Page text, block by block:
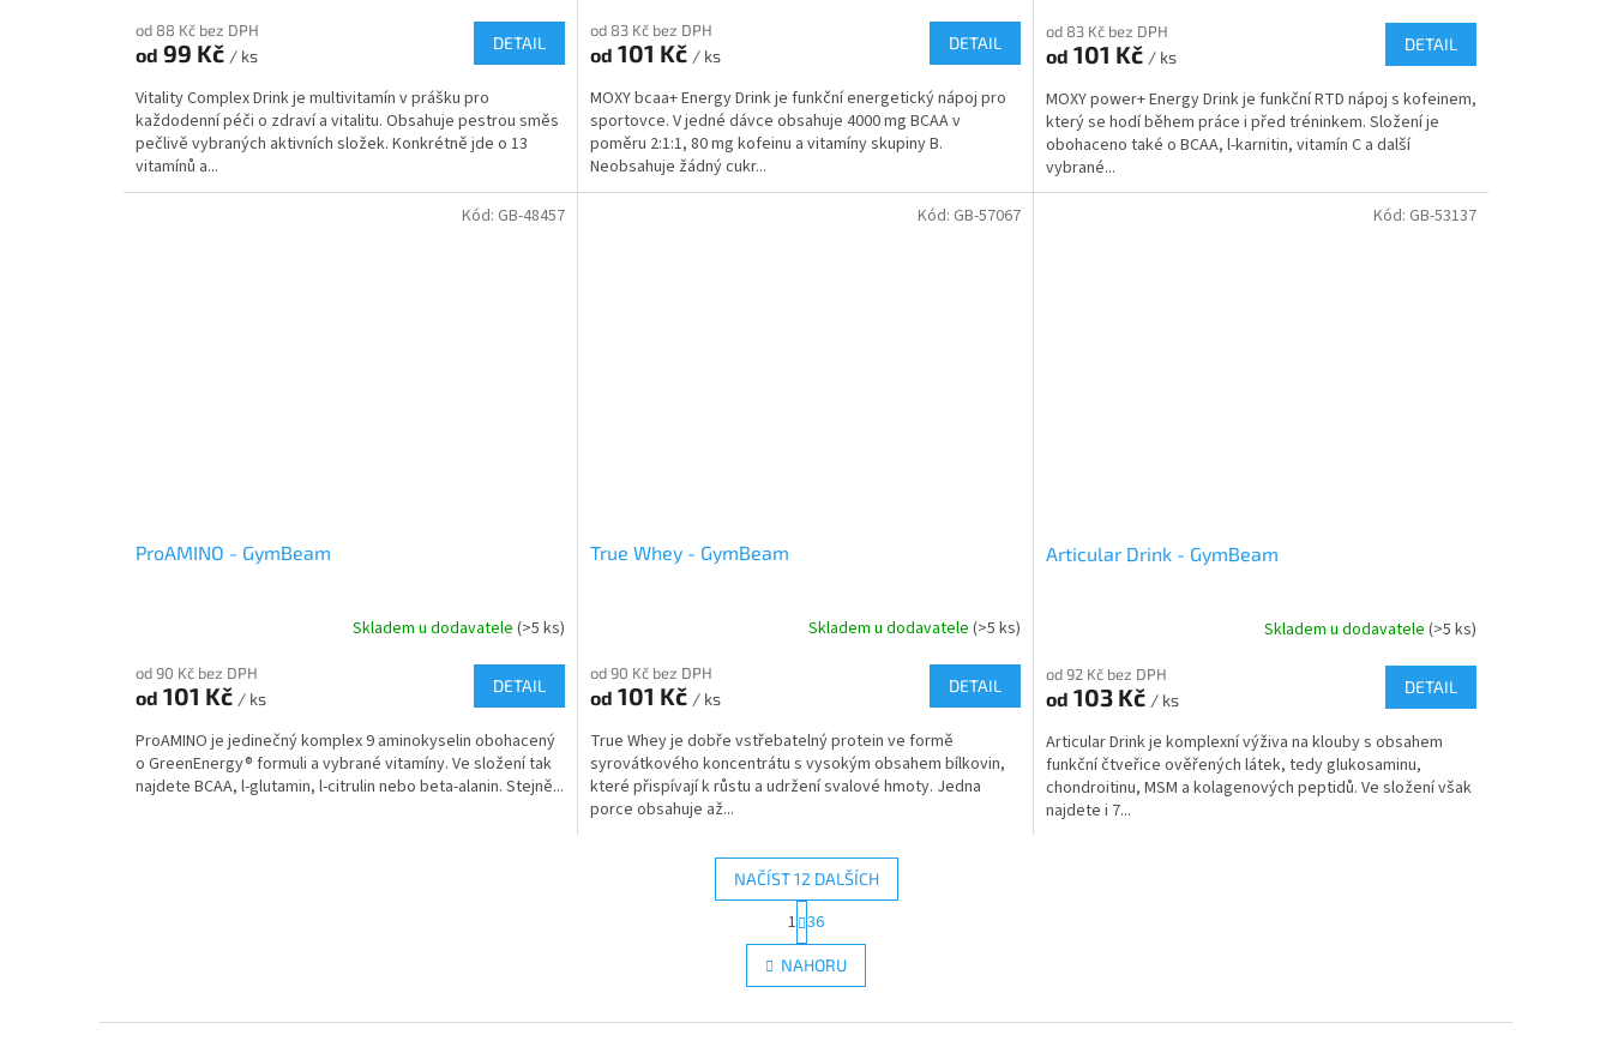
od 88 Kč bez DPH
od 99 Kč / ks
DETAIL
Vitality Complex Drink je multivitamín v prášku pro
každodenní péči o zdraví a vitalitu. Obsahuje pestrou směs
pečlivě vybraných aktivních složek. Konkrétně jde o 13
vitamínů a...
od 83 Kč bez DPH
od 101 Kč / ks
DETAIL
MOXY bcaa+ Energy Drink je funkční energetický nápoj pro
sportovce. V jedné dávce obsahuje 4000 mg BCAA v
poměru 2:1:1, 80 mg kofeinu a vitamíny skupiny B.
Neobsahuje žádný cukr...
od 83 Kč bez DPH
od 101 Kč / ks
DETAIL
MOXY power+ Energy Drink je funkční RTD nápoj s kofeinem,
který se hodí během práce i před tréninkem. Složení je
obohaceno také o BCAA, l-karnitin, vitamín C a další
vybrané...
ProAMINO - GymBeam
Skladem u dodavatele(>5 ks)
od 90 Kč bez DPH
od 101 Kč / ks
DETAIL
ProAMINO je jedinečný komplex 9 aminokyselin obohacený
o GreenEnergy® formuli a vybrané vitamíny. Ve složení tak
najdete BCAA, l-glutamin, l-citrulin nebo beta-alanin. Stejně...
Kód: GB-48457
True Whey - GymBeam
Skladem u dodavatele (>5 ks)
od 90 Kč bez DPH
od 101 Kč / ks
DETAIL
True Whey je dobře vstřebatelný protein ve formě
syrovátkového koncentrátu s vysokým obsahem bílkovin,
které přispívají k růstu a udržení svalové hmoty. Jedna
porce obsahuje až...
Kód: GB-57067
Articular Drink - GymBeam
Skladem u dodavatele (>5 ks)
od 92 Kč bez DPH
od 103 Kč / ks
DETAIL
Articular Drink je komplexní výživa na klouby s obsahem
funkční čtveřice ověřených látek, tedy glukosaminu,
chondroitinu, MSM a kolagenových peptidů. Ve složení však
najdete i 7...
Kód: GB-53137
O
v
l
d
NAČÍST 12 DALŠÍCH
t
r
á
n
1 36
NAHORU